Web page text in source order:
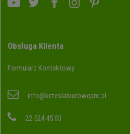
Obsługa Klienta
Formularz Kontaktowy
info@krzeslabiurowepro.pl
22 524 45 03